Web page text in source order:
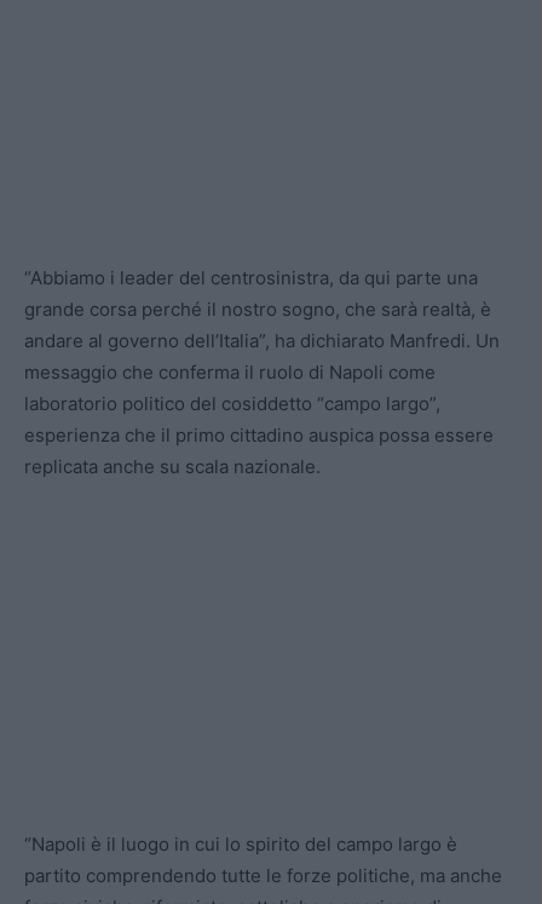
“Abbiamo i leader del centrosinistra, da qui parte una
grande corsa perché il nostro sogno, che sarà realtà, è
andare al governo dell’Italia”, ha dichiarato Manfredi. Un
messaggio che conferma il ruolo di Napoli come
laboratorio politico del cosiddetto “campo largo”,
esperienza che il primo cittadino auspica possa essere
replicata anche su scala nazionale.
“Napoli è il luogo in cui lo spirito del campo largo è
partito comprendendo tutte le forze politiche, ma anche